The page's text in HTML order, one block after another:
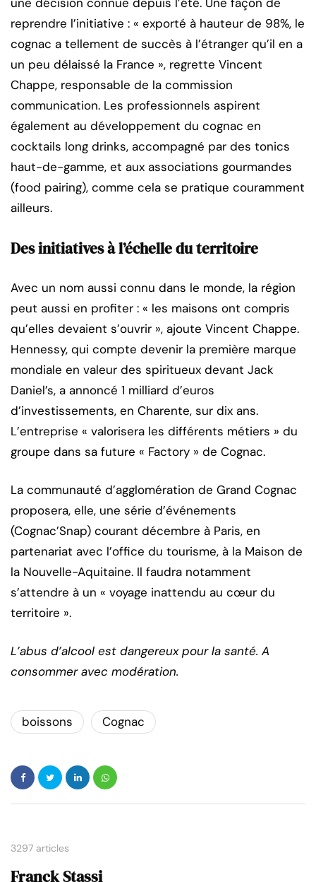
reprendre l’initiative : « exporté à hauteur de 98%, le
cognac a tellement de succès à l’étranger qu’il en a
un peu délaissé la France », regrette Vincent
Chappe, responsable de la commission
communication. Les professionnels aspirent
également au développement du cognac en
cocktails long drinks, accompagné par des tonics
haut-de-gamme, et aux associations gourmandes
(food pairing), comme cela se pratique couramment
ailleurs.
Des initiatives à l’échelle du territoire
Avec un nom aussi connu dans le monde, la région
peut aussi en profiter : « les maisons ont compris
qu’elles devaient s’ouvrir », ajoute Vincent Chappe.
Hennessy, qui compte devenir la première marque
mondiale en valeur des spiritueux devant Jack
Daniel’s, a annoncé 1 milliard d’euros
d’investissements, en Charente, sur dix ans.
L’entreprise « valorisera les différents métiers » du
groupe dans sa future « Factory » de Cognac.
La communauté d’agglomération de Grand Cognac
proposera, elle, une série d’événements
(Cognac’Snap) courant décembre à Paris, en
partenariat avec l’office du tourisme, à la Maison de
la Nouvelle-Aquitaine. Il faudra notamment
s’attendre à un « voyage inattendu au cœur du
territoire ».
L’abus d’alcool est dangereux pour la santé. A
consommer avec modération.
boissons Cognac
3297 articles
Franck Stassi